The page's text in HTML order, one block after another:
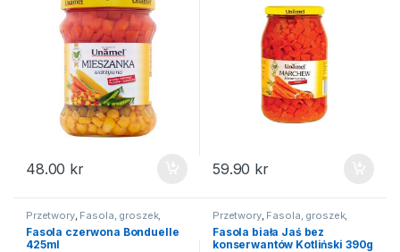
48.00 kr 59.90 kr
Przetwory, Fasola, groszek,
kukurydza , Na święta
Fasola czerwona Bonduelle
425ml
Przetwory, Fasola, groszek,
kukurydza, Na święta
Fasola biała Jaś bez
konserwantów Kotliński 390g